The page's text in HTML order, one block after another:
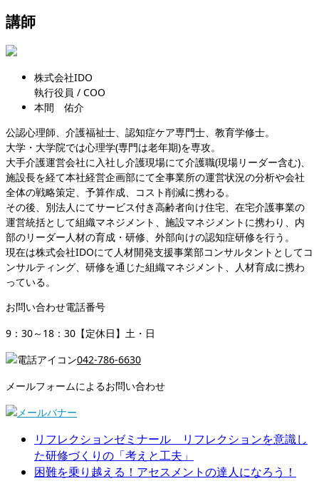
講師
株式会社IDO
執行役員 / COO
本間 佑介
公認心理師、介護福祉士、認知症ケア専門士、教育学修士。
大学・大学院では心理学(専門は老年期)を専攻。
大手介護運営会社に入社し介護現場にて介護職(現場リーダー含む)、
施設長を経て本社経営企画部にて全事業所の運営状況の分析や会社
全体の戦略策定、予算作成、コスト削減に携わる。
その後、別法人にてサービス付き高齢者向け住宅、在宅介護事業の
運営統括として組織マネジメント、施設マネジメントに携わり、内
部のリーダー人材の育成・研修、外部向けの認知症研修を行う。
現在は株式会社IDOにて人材開発支援事業部コンサルタントとしてコ
ンサルティング、研修を通じた組織マネジメント、人材育成に携わ
っている。
お問い合わせ電話番号
9：30～18：30【定休日】土・日
042-786-6630
メールフォームによるお問い合わせ
リフレクションゼミナール リフレクションを意識し
た研修づくりの「考えと工夫」
困難を乗り越える！アセスメントの達人になろう！